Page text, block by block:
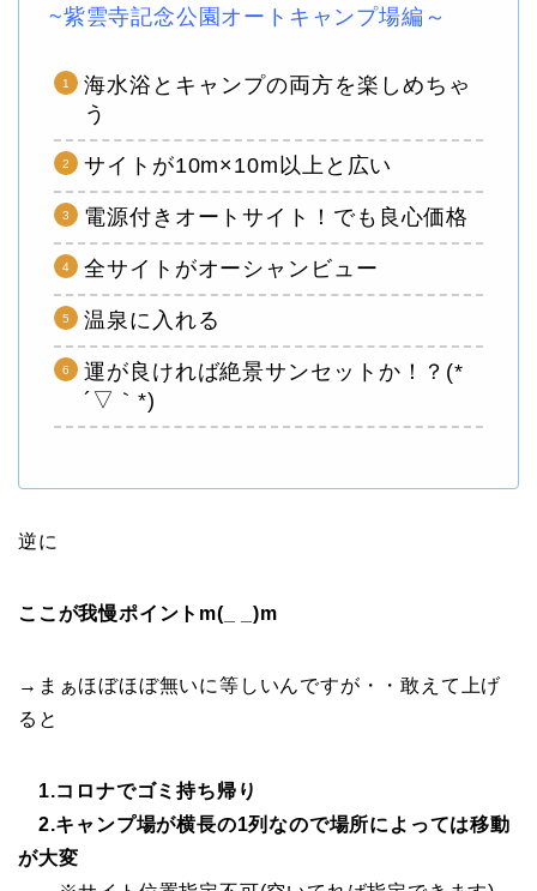
~紫雲寺記念公園オートキャンプ場編～
海水浴とキャンプの両方を楽しめちゃ
う
サイトが10m×10m以上と広い
電源付きオートサイト！でも良心価格
全サイトがオーシャンビュー
温泉に入れる
運が良ければ絶景サンセットか！？(*
´▽｀*)
逆に
ここが我慢ポイントm(_ _)m
→まぁほぼほぼ無いに等しいんですが・・敢えて上げ
ると
1.コロナでゴミ持ち帰り
2.キャンプ場が横長の1列なので場所によっては移動
が大変